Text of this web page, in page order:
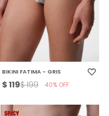
BIKINI FATIMA - GRIS
$119$199 40